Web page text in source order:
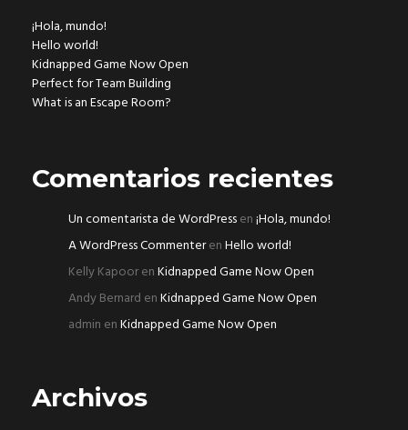
¡Hola, mundo!
Hello world!
Kidnapped Game Now Open
Perfect for Team Building
What is an Escape Room?
Comentarios recientes
Un comentarista de WordPressen¡Hola, mundo!
A WordPress CommenterenHello world!
Kelly KapoorenKidnapped Game Now Open
Andy Bernard enKidnapped Game Now Open
admin enKidnapped Game Now Open
Archivos